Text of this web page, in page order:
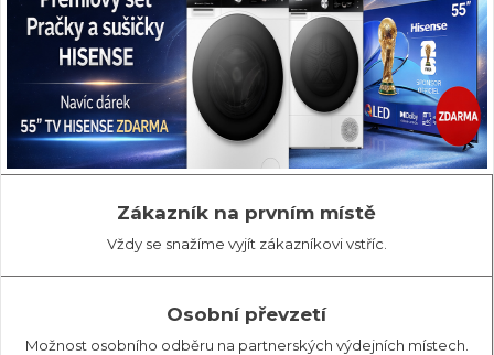
Zákazník na prvním místě
Vždy se snažíme vyjít zákazníkovi vstříc.
Osobní převzetí
Možnost osobního odběru na partnerských výdejních místech.